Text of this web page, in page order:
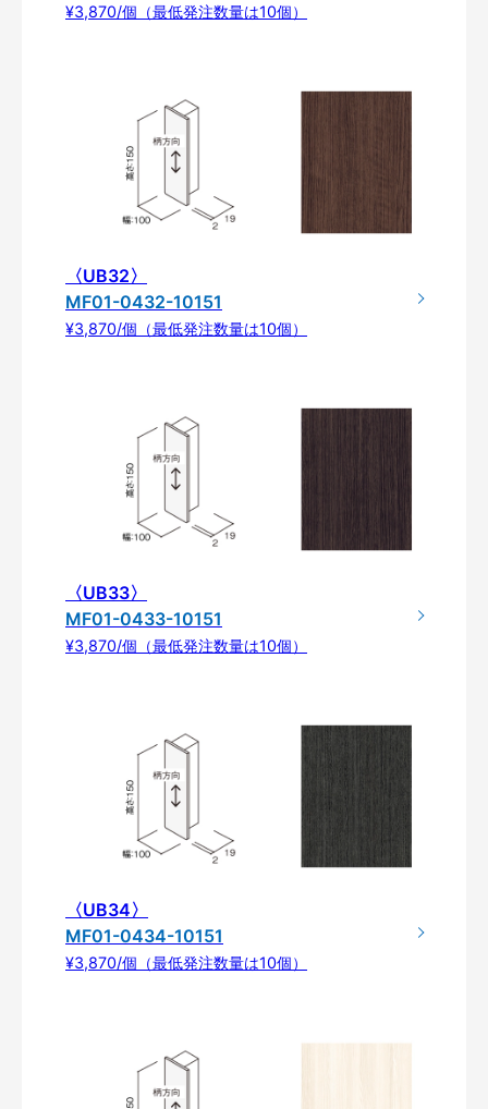
¥3,870/個（最低発注数量は10個）
〈UB32〉
MF01-0432-10151
¥3,870/個（最低発注数量は10個）
〈UB33〉
MF01-0433-10151
¥3,870/個（最低発注数量は10個）
〈UB34〉
MF01-0434-10151
¥3,870/個（最低発注数量は10個）